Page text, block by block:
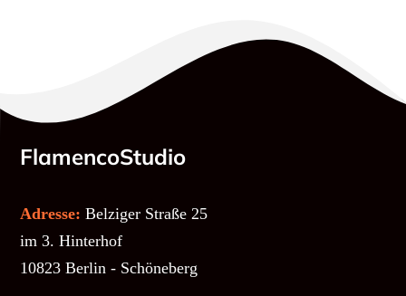
FlamencoStudio
Adresse: Belziger Straße 25
im 3. Hinterhof
10823 Berlin - Schöneberg